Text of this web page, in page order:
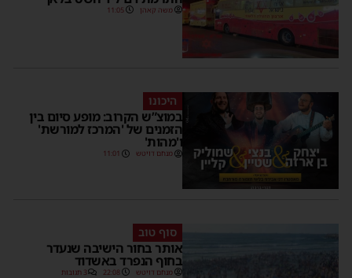
משה קאהן 11:05
היכונו
במוצ”ש הקרוב: מופע סיום בין
הזמנים של 'המרכז למורשת'
ו'מהות'
מנחם דויטש 11:01
סוף טוב
אותר בחור הישיבה שנעדר
בחוף הנפרד באשדוד
מנחם דויטש 22:08 3 תגובות